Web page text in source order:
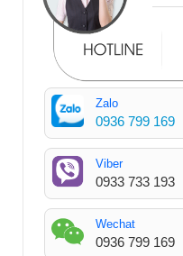
Zalo
0936 799 169
Viber
0933 733 193
Wechat
0936 799 169